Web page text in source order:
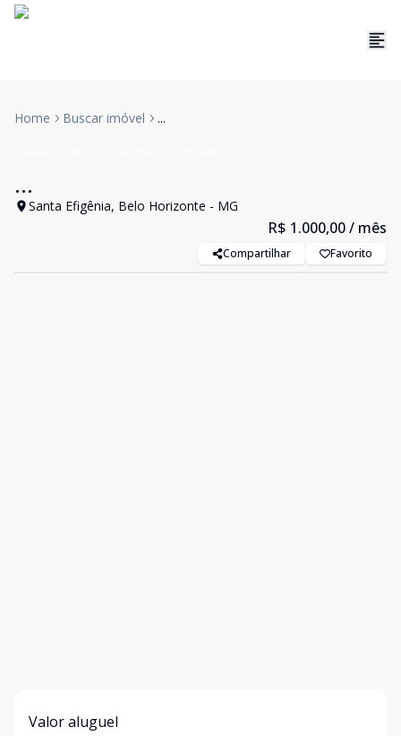
Home Buscar imóvel ...
...
Santa Efigênia, Belo Horizonte - MG
R$ 1.000,00/ mês
Compartilhar Favorito
Valor aluguel